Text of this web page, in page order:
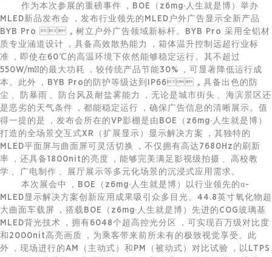
作为本次参展的重磅事件，BOE（z6mg·人生就是博）举办
MLED新品发布会，发布行业领先的MLED户外广告显示全新产品
BYB Pro ，树立户外广告领域新标杆。BYB Pro 采用全铝材
质专业涵道设计，具备高效散热能力，箱体温升控制远超行业标
准，即使在60℃的高温环境下依然能够稳定运行。其不超过
550W/m²的最大功耗，较传统产品节能30%，可显著降低运行成
本。此外，BYB Pro的防护等级达到IP66，具备出色的防
尘、防暴雨、防台风及耐盐雾能力，无论是城市街头、海滨景区还
是恶劣的天气条件，都能稳定运行，确保广告信息的清晰展示。值
得一提的是，发布会所在的VP影棚是由BOE（z6mg·人生就是博）
打造的全场景交互式XR（扩展显示）显示解决方案，其独特的
MLED平面屏与曲面屏可灵活切换，不仅拥有高达7680Hz的刷新
率，还具备1800nit的亮度，能够完美满足影视级拍摄、高校教
学、广电制作、展厅展示等多元化场景的沉浸式应用需求。
本次展会中，BOE（z6mg·人生就是博）以行业领先的α-
MLED显示解决方案创新应用成果吸引众多目光。44.8英寸氧化物超
大曲面车载屏，搭载BOE（z6mg·人生就是博）先进的COG玻璃基
MLED背光技术，拥有6048个超高控光分区，可实现百万级对比度
和2000nit高亮画质，为乘客带来前所未有的极致视觉享受。此
外，现场进行的AM（主动式）和PM（被动式）对比试验，以LTPS